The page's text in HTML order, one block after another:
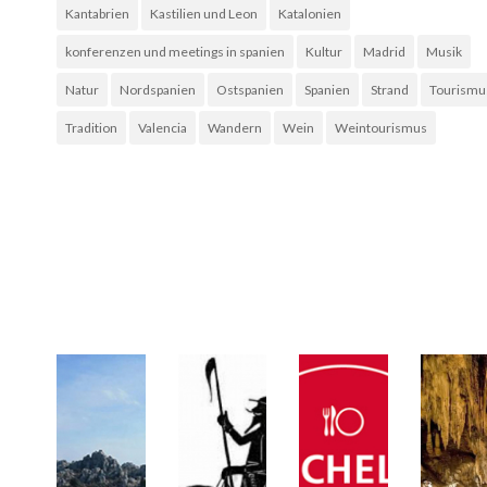
Kantabrien Kastilien und Leon Katalonien
konferenzen und meetings in spanien Kultur Madrid Musik
Natur Nordspanien Ostspanien Spanien Strand
Tradition Valencia Wandern Wein Weintourismus